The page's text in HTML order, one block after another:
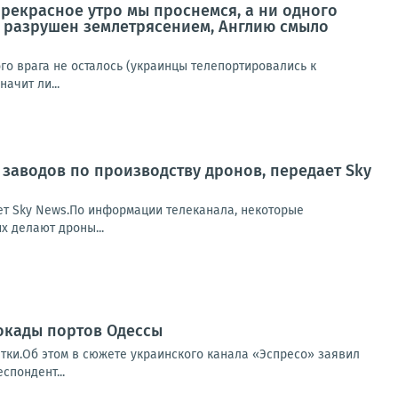
утро мы проснемся, а ни одного
землетрясением, Англию смыло
врага не осталось (украинцы телепортировались к
ли...
по производству дронов, передает Sky
Sky News.По информации телеканала, некоторые
делают дроны...
портов Одессы
этом в сюжете украинского канала «Эспресо» заявил